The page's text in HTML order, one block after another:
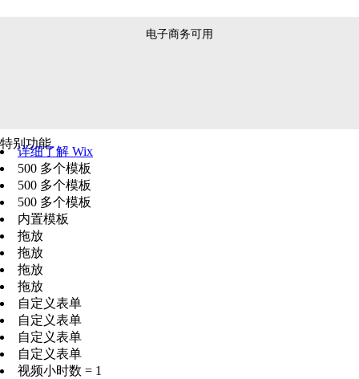
电子商务可用
特别功能
详细了解 Wix
500 多个模板
500 多个模板
500 多个模板
内置模板
拖放
拖放
拖放
拖放
自定义表单
自定义表单
自定义表单
自定义表单
视频小时数 = 1